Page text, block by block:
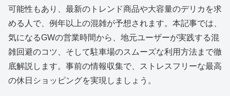
可能性もあり、最新のトレンド商品や大容量のデリカを求
める人で、例年以上の混雑が予想されます。本記事では、
気になるGWの営業時間から、地元ユーザーが実践する混
雑回避のコツ、そして駐車場のスムーズな利用方法まで徹
底解説します。事前の情報収集で、ストレスフリーな最高
の休日ショッピングを実現しましょう。